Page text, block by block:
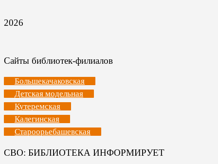
2026
Сайты библиотек-филиалов
Большекачаковская
Детская модельная
Кутеремская
Калегинская
Староорьебашевская
СВО: БИБЛИОТЕКА ИНФОРМИРУЕТ